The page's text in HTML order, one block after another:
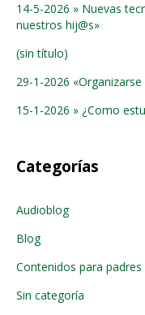
14-5-2026 » Nuevas
nuestros hij@s»
(sin título)
29-1-2026
15-1-2026 » ¿Como
Categorías
Audioblog
Blog
Contenidos para padres
Sin categoría